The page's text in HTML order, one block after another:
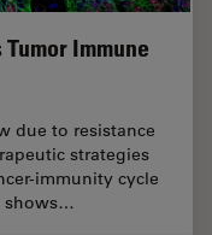
Immune
due to resistance
strategies
immunity cycle
shows…